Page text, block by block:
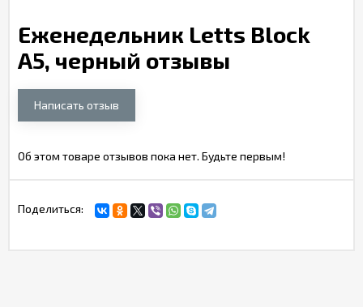
Еженедельник Letts Block
A5, черный отзывы
Написать отзыв
Об этом товаре отзывов пока нет. Будьте первым!
Поделиться: